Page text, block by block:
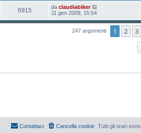
6915 da claudiabiker
11 gen 2009, 15:54
247 argomenti 1 2 3
Tutti gli orari sono
Cancella cookie
Contattaci